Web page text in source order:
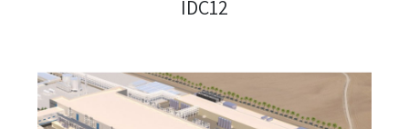
IDC12